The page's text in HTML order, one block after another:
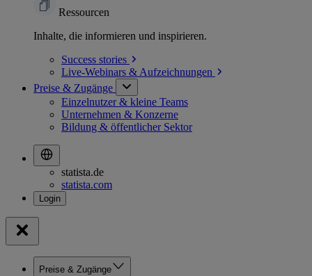
Ressourcen
Inhalte, die informieren und inspirieren.
Success stories
Live-Webinars & Aufzeichnungen
Preise & Zugänge
Einzelnutzer & kleine Teams
Unternehmen & Konzerne
Bildung & öffentlicher Sektor
statista.de
statista.com
Preise & Zugänge